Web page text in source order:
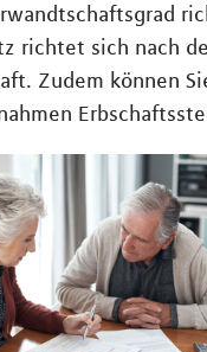
richtet sich nach
Zudem können